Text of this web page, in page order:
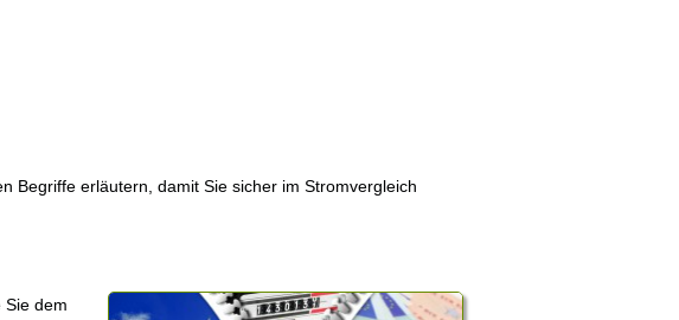
Begriffe erläutern, damit Sie sicher im Stromvergleich
Sie dem